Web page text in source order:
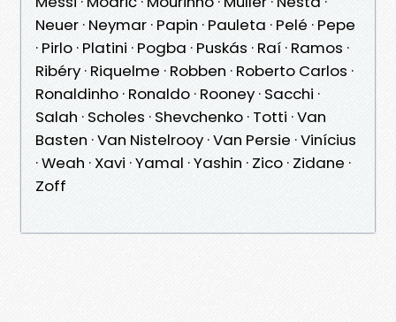
Neuer · Neymar · Papin · Pauleta · Pelé · Pepe
· Pirlo · Platini · Pogba · Puskás · Raí · Ramos ·
Ribéry · Riquelme · Robben · Roberto Carlos ·
Ronaldinho · Ronaldo · Rooney · Sacchi ·
Salah · Scholes · Shevchenko · Totti · Van
Basten · Van Nistelrooy · Van Persie · Vinícius
· Weah · Xavi · Yamal · Yashin · Zico · Zidane ·
Zoff